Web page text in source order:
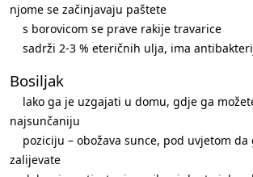
njome se začinjavaju paštete
s borovicom se prave rakije travarice
sadrži 2-3 % eteričnih ulja, ima
Bosiljak
lako ga je uzgajati u domu, gdje ga
najsunčaniju
poziciju – obožava sunce, pod uvjetom da
zalijevate